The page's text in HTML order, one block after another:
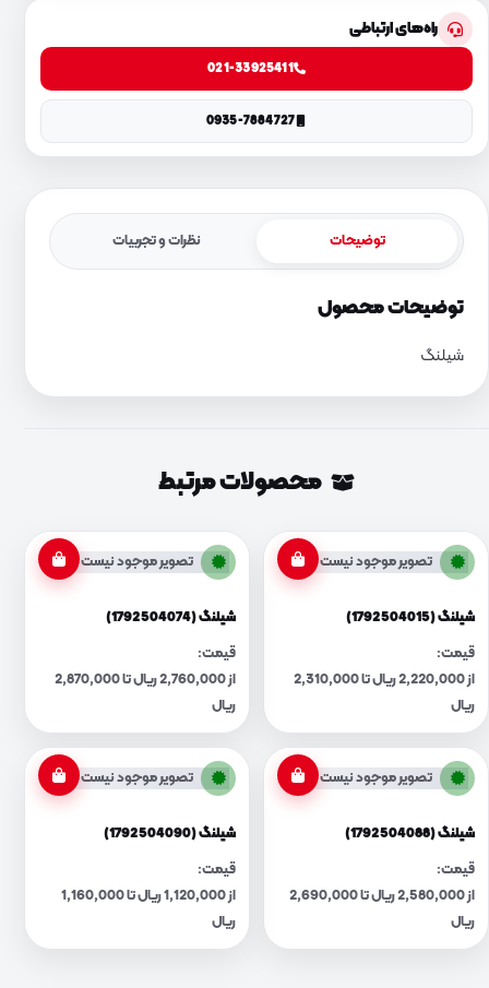
راه‌های ارتباطی
021-33925411
0935-7884727
توضیحات نظرات و تجربیات
توضیحات محصول
شیلنگ
محصولات مرتبط
تصویر موجود نیست
شیلنگ (1792504015)
قیمت:
از 2,220,000 ریال تا 2,310,000
ریال
تصویر موجود نیست
شیلنگ (1792504074)
قیمت:
از 2,760,000 ریال تا 2,870,000
ریال
تصویر موجود نیست
شیلنگ (1792504088)
قیمت:
از 2,580,000 ریال تا 2,690,000
ریال
تصویر موجود نیست
شیلنگ (1792504090)
قیمت:
از 1,120,000 ریال تا 1,160,000
ریال